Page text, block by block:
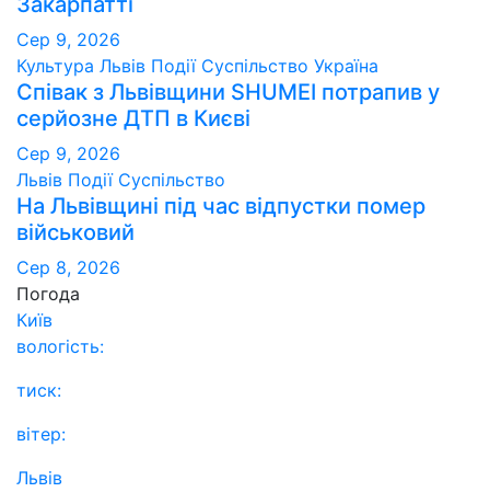
Сер 9, 2026
Культура Львів Події Суспільство Україна
Співак з Львівщини SHUMEI потрапив у
серйозне ДТП в Києві
Сер 9, 2026
Львів Події Суспільство
На Львівщині під час відпустки помер
військовий
Сер 8, 2026
Погода
Київ
вологість:
тиск:
вітер:
Львів